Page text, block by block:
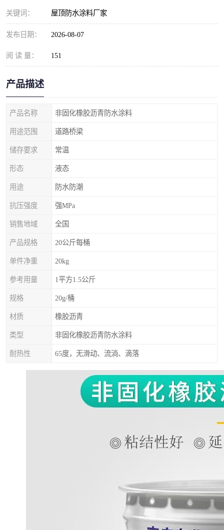
关键词： 屋顶防水涂料厂家
发布日期： 2026-08-07
阅 读 量： 151
产品描述
产品名称 非固化橡胶沥青防水涂料
用途范围 道路桥梁
储存要求 常温
形态 液态
用途 防水防潮
抗压强度 强MPa
销售地域 全国
产品规格 20公斤每桶
单件净重 20kg
参考用量 1平方1.5公斤
规格 20g/桶
材质 橡胶沥青
类型 非固化橡胶沥青防水涂料
耐热性 65度，无滑动、流淌、滴落